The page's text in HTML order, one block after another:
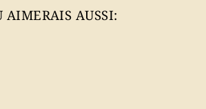
AIMERAIS AUSSI: